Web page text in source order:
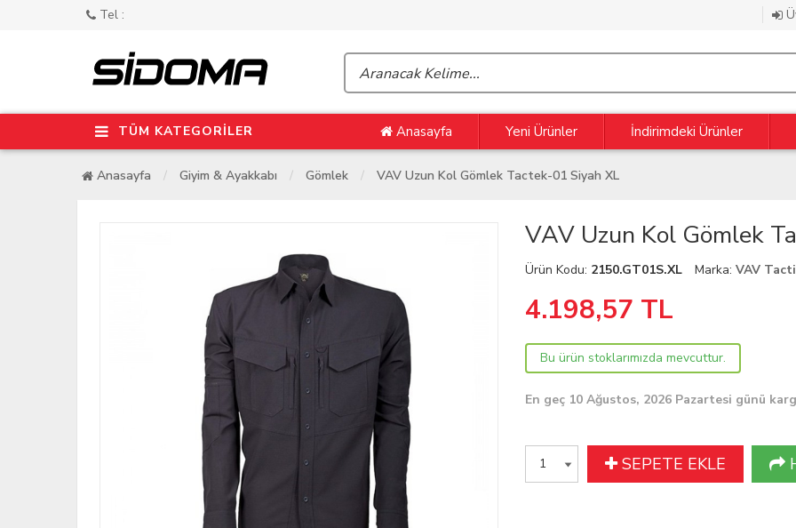
Tel :
TÜM KATEGORİLER Anasayfa Yeni Ürünler İndirimdeki Ürünler
Anasayfa Giyim & Ayakkabı Gömlek VAV Uzun Kol Gömlek Tactek-01 Siyah XL
VAV Uzun Kol Gömlek
Ürün Kodu: 2150.GT01S.XL Marka:VAV
4.198,57 TL
Bu ürün stoklarımızda mevcuttur.
En geç 10 Ağustos, 2026 Pazartesi günü
SEPETE EKLE